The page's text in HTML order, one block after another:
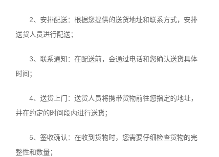
2、安排配送：根据您提供的送货地址和联系方式，安排
送货人员进行配送；
3、联系通知：在配送前，会通过电话和您确认送货具体
时间；
4、送货上门：送货人员将携带货物前往您指定的地址，
并在约定的时间段内进行送货；
5、签收确认：在收到货物时，您需要仔细检查货物的完
整性和数量；